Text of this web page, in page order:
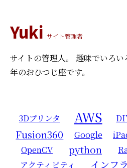
Yuki サイト管理者
サイトの管理人。 趣味でいろい
年のおひつじ座です。
3Dプリンタ AWS
Fusion360 Google
OpenCV
python
アクティビティ
インフラ